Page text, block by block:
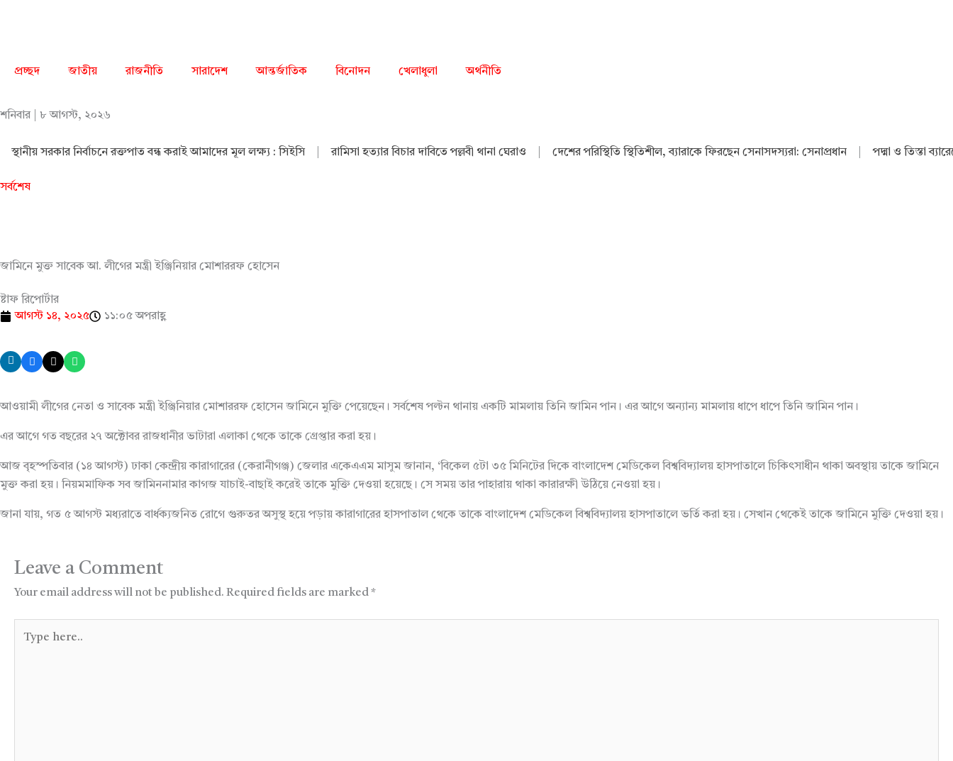
প্রচ্ছদ জাতীয় রাজনীতি সারাদেশ আন্তর্জাতিক বিনোদন খেলাধুলা অর্থনীতি
শনিবার | ৮ আগস্ট, ২০২৬
স্থানীয় সরকার নির্বাচনে রক্তপাত বন্ধ করাই আমাদের মূল লক্ষ্য : সিইসি রামিসা হত্যার বিচার দাবিতে পল্লবী থানা ঘেরাও দেশের পরিস্থিতি স্থিতিশীল, ব্যারাকে ফিরছেন সেনাসদস্যরা: সেনাপ্রধান পদ্মা ও তিস্তা
সর্বশেষ
জামিনে মুক্ত সাবেক আ. লীগের মন্ত্রী ইঞ্জিনিয়ার মোশাররফ হোসেন
ষ্টাফ রিপোর্টার
আগস্ট ১৪, ২০২৫
১১:০৫ অপরাহ্ণ
আওয়ামী লীগের নেতা ও সাবেক মন্ত্রী ইঞ্জিনিয়ার মোশাররফ হোসেন জামিনে মুক্তি পেয়েছেন। সর্বশেষ পল্টন থানায় একটি মামলায় তিনি জামিন পান। এর আগে অন্যান্য মামলায় ধাপে ধাপে তিনি জামিন পান।
এর আগে গত বছরের ২৭ অক্টোবর রাজধানীর ভাটারা এলাকা থেকে তাকে গ্রেপ্তার করা হয়।
আজ বৃহস্পতিবার (১৪ আগস্ট) ঢাকা কেন্দ্রীয় কারাগারের (কেরানীগঞ্জ) জেলার একেএএম মাসুম জানান, ‘বিকেল ৫টা ৩৫ মিনিটের দিকে বাংলাদেশ মেডিকেল বিশ্ববিদ্যালয় হাসপাতালে চিকিৎসাধীন থাকা অবস্থায় তাকে জামিনে
মুক্ত করা হয়। নিয়মমাফিক সব জামিননামার কাগজ যাচাই-বাছাই করেই তাকে মুক্তি দেওয়া হয়েছে। সে সময় তার পাহারায় থাকা কারারক্ষী উঠিয়ে নেওয়া হয়।
জানা যায়, গত ৫ আগস্ট মধ্যরাতে বার্ধক্যজনিত রোগে গুরুতর অসুস্থ হয়ে পড়ায় কারাগারের হাসপাতাল থেকে তাকে বাংলাদেশ মেডিকেল বিশ্ববিদ্যালয় হাসপাতালে ভর্তি করা হয়। সেখান থেকেই তাকে জামিনে মুক্তি দেওয়া হয়।
Leave a Comment
Your email address will not be published. Required fields are marked*
here..